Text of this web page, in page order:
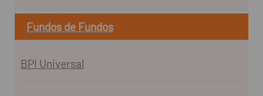
Fundos de Fundos
BPI Universal